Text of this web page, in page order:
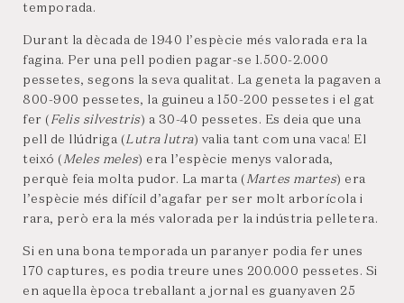
temporada.
Durant la dècada de 1940 l’espècie més valorada era la
fagina. Per una pell podien pagar-se 1.500-2.000
pessetes, segons la seva qualitat. La geneta la pagaven a
800-900 pessetes, la guineu a 150-200 pessetes i el gat
fer ( Felis silvestris) a 30-40 pessetes. Es deia que una
pell de llúdriga (Lutra lutra) valia tant com una vaca! El
teixó ( Meles meles) era l’espècie menys valorada,
perquè feia molta pudor. La marta ( Martes martes) era
l’espècie més difícil d’agafar per ser molt arborícola i
rara, però era la més valorada per la indústria pelletera.
Si en una bona temporada un paranyer podia fer unes
170 captures, es podia treure unes 200.000 pessetes. Si
en aquella època treballant a jornal es guanyaven 25